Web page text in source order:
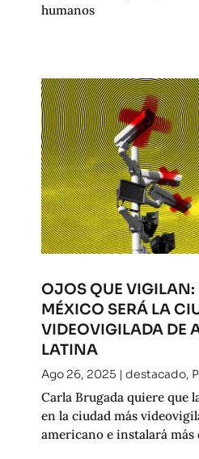
humanos
OJOS QUE VIGILAN:
MÉXICO SERÁ LA
VIDEOVIGILADA DE
LATINA
Ago 26, 2025 | destacado,
Carla Brugada quiere que
en la ciudad más
americano e instalará más